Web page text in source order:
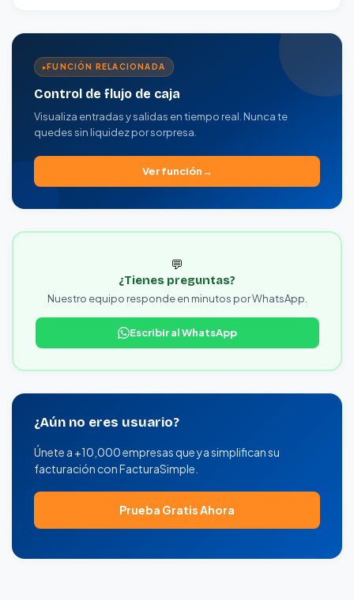
FUNCIÓN RELACIONADA
Control de flujo de caja
Visualiza entradas y salidas en tiempo real. Nunca te
quedes sin liquidez por sorpresa.
Ver función
💬
¿Tienes preguntas?
Nuestro equipo responde en minutos por WhatsApp.
Escribir al WhatsApp
¿Aún no eres usuario?
Únete a +10,000 empresas que ya simplifican su
facturación con FacturaSimple.
Prueba Gratis Ahora